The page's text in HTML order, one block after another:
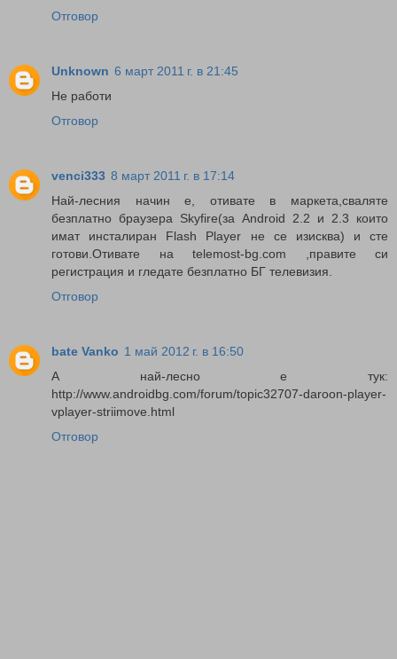
Отговор
Unknown 6 март 2011 г. в 21:45
Не работи
Отговор
venci333 8 март 2011 г. в 17:14
Най-лесния начин е, отивате в маркета,сваляте
безплатно браузера Skyfire(за Android 2.2 и 2.3 които
имат инсталиран Flash Player не се изисква) и сте
готови.Отивате на telemost-bg.com ,правите си
регистрация и гледате безплатно БГ телевизия.
Отговор
bate Vanko 1 май 2012 г. в 16:50
А най-лесно е тук:
http://www.androidbg.com/forum/topic32707-daroon-player-
vplayer-striimove.html
Отговор